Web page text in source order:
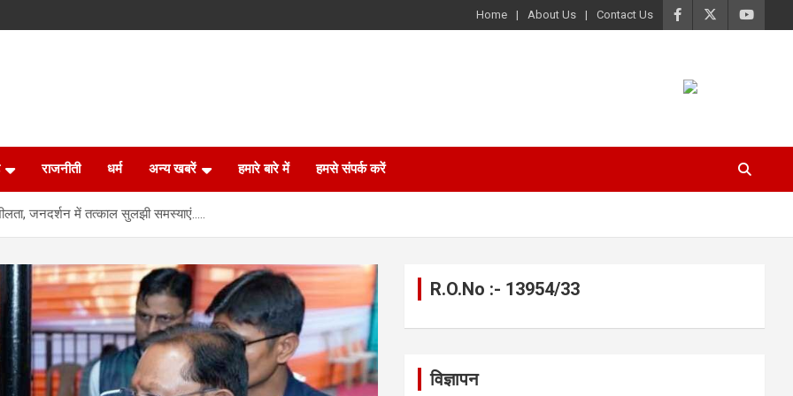
Home About Us Contact Us
राजनीती धर्म अन्य खबरें हमारे बारे में हमसे संपर्क करें
जनदर्शन में तत्काल सुलझी समस्याएं…..
R.O.No :- 13954/33
विज्ञापन